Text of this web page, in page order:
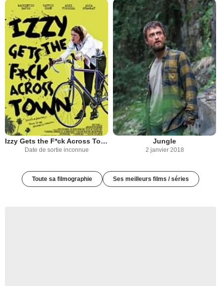
Izzy Gets the F*ck Across Town
Date de sortie inconnue
Jungle
2 janvier 2018
Toute sa filmographie Ses meilleurs films / séries